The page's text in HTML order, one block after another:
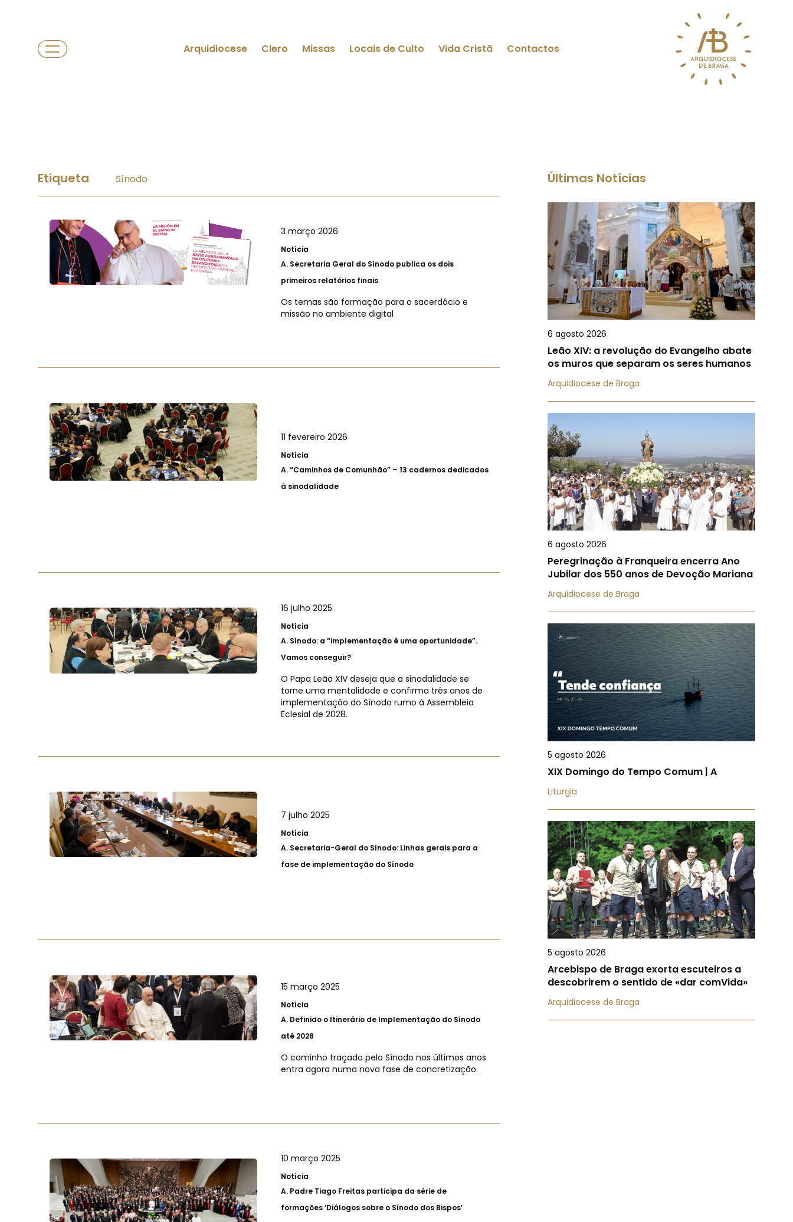
Arquidiocese Clero Missas Locais de Culto Vida Cristã Contactos
Etiqueta Sínodo
3 março 2026
Notícia
A. Secretaria Geral do Sínodo publica os dois
primeiros relatórios finais
Os temas são formação para o sacerdócio e
missão no ambiente digital
11 fevereiro 2026
Notícia
A.“Caminhos de Comunhão” – 13 cadernos dedicados
à sinodalidade
16 julho 2025
Notícia
A. Sínodo: a “implementação é uma oportunidade”.
Vamos conseguir?
O Papa Leão XIV deseja que a sinodalidade se
torne uma mentalidade e confirma três anos de
implementação do Sínodo rumo à Assembleia
Eclesial de 2028.
7 julho 2025
Notícia
A. Secretaria-Geral do Sínodo: Linhas gerais para a
fase de implementação do Sínodo
15 março 2025
Notícia
A. Definido o Itinerário de Implementação do Sínodo
até 2028
O caminho traçado pelo Sínodo nos últimos anos
entra agora numa nova fase de concretização.
10 março 2025
Notícia
A. Padre Tiago Freitas participa da série de
formações ‘Diálogos sobre o Sínodo dos Bispos’
Últimas Notícias
6 agosto 2026
Leão XIV: a revolução do Evangelho abate
os muros que separam os seres humanos
Arquidiocese de Braga
6 agosto 2026
Peregrinação à Franqueira encerra Ano
Jubilar dos 550 anos de Devoção Mariana
Arquidiocese de Braga
5 agosto 2026
XIX Domingo do Tempo Comum | A
Liturgia
5 agosto 2026
Arcebispo de Braga exorta escuteiros a
descobrirem o sentido de «dar comVida»
Arquidiocese de Braga